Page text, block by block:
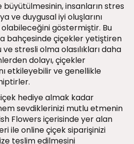
büyütülmesinin, insanların stres
ve duygusal iyi oluşlarını
olabileceğini göstermiştir. Bu
bahçesinde çiçekler yetiştiren
stresli olma olasılıkları daha
dolayı, çiçekler
etkileyebilir ve genellikle
hediye almak kadar
sevdiklerinizi mutlu etmenin
Flowers içerisinde yer alan
ile online çiçek siparişinizi
teslim edilmesini